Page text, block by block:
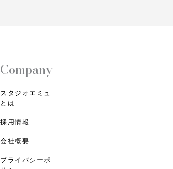
Company
スタジオエミュ
とは
採用情報
会社概要
プライバシーポ